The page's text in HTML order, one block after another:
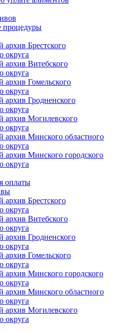
процедуры
архив Брестского
округа
архив Витебского
округа
архив Гомельского
округа
архив Гродненского
округа
архив Могилевского
округа
архив Минского областного
округа
архив Минского городского
округа
оплаты
архив Брестского
округа
архив Витебского
округа
архив Гродненского
округа
архив Гомельского
округа
архив Минского городского
округа
архив Минского областного
округа
архив Могилевского
округа